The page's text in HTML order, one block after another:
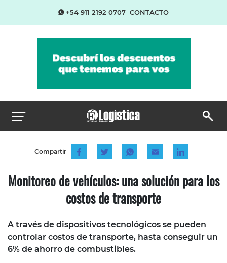
+54 911 2192 0707 CONTACTO
Compartir
Monitoreo de vehículos: una solución para los
costos de transporte
A través de dispositivos tecnológicos se pueden
controlar costos de transporte, hasta conseguir un
6% de ahorro de combustibles.